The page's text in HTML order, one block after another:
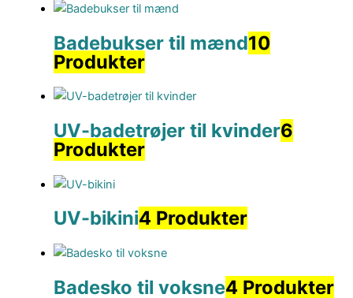
Badebukser til mænd10
Produkter
UV-badetrøjer til kvinder6
Produkter
UV-bikini4 Produkter
Badesko til voksne4 Produkter